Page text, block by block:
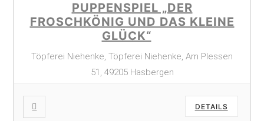
PUPPENSPIEL „DER
FROSCHKÖNIG UND DAS KLEINE
GLÜCK“
Töpferei Niehenke, Töpferei Niehenke, Am Plessen
51, 49205 Hasbergen
DETAILS